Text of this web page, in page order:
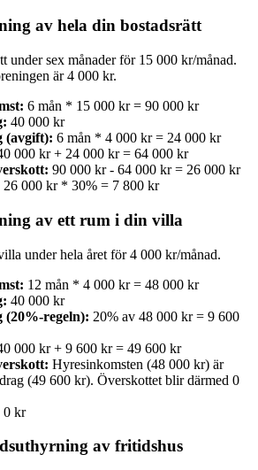
av hela din bostadsrätt
under sex månader för 15 000 kr/månad.
är 4 000 kr.
6 mån * 15 000 kr = 90 000 kr
40 000 kr
(avgift): 6 mån * 4 000 kr = 24 000 kr
000 kr + 24 000 kr = 64 000 kr
90 000 kr - 64 000 kr = 26 000 kr
26 000 kr * 30% = 7 800 kr
av ett rum i din villa
under hela året för 4 000 kr/månad.
12 mån * 4 000 kr = 48 000 kr
40 000 kr
(20%-regeln): 20% av 48 000 kr = 9 600
000 kr + 9 600 kr = 49 600 kr
Hyresinkomsten (48 000 kr) är
(49 600 kr). Överskottet blir därmed 0
0 kr
av fritidshus